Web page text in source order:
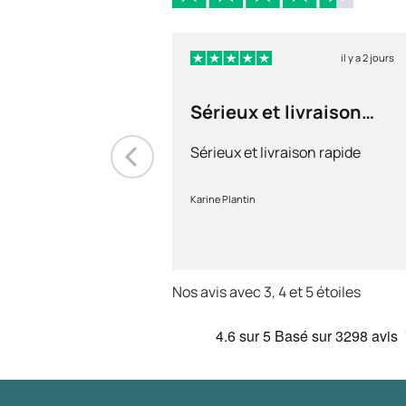
il y a 2 jours
Sérieux et livraison
Sérieux et livraison rapide
Karine Plantin
Nos avis avec 3, 4 et 5 étoiles
4.6sur 5 Basé sur3298 avis